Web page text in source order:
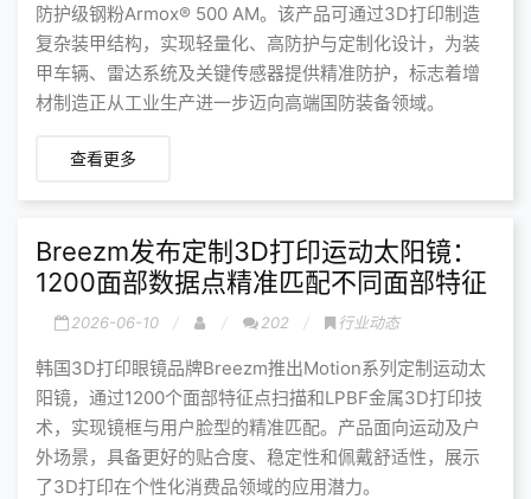
防护级钢粉Armox® 500 AM。该产品可通过3D打印制造
复杂装甲结构，实现轻量化、高防护与定制化设计，为装
甲车辆、雷达系统及关键传感器提供精准防护，标志着增
材制造正从工业生产进一步迈向高端国防装备领域。
查看更多
Breezm发布定制3D打印运动太阳镜：
1200面部数据点精准匹配不同面部特征
2026-06-10 202 行业动态
韩国3D打印眼镜品牌Breezm推出Motion系列定制运动太
阳镜，通过1200个面部特征点扫描和LPBF金属3D打印技
术，实现镜框与用户脸型的精准匹配。产品面向运动及户
外场景，具备更好的贴合度、稳定性和佩戴舒适性，展示
了3D打印在个性化消费品领域的应用潜力。